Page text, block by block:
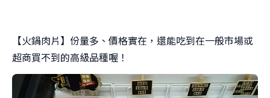
【火鍋肉片】份量多、價格實在，還能吃到在一般市場或
超商買不到的高級品種喔！